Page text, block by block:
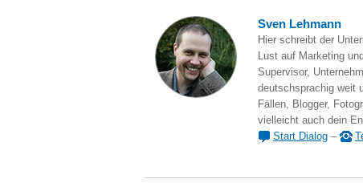
Sven Lehmann
Hier schreibt der
Lust auf Marketing
Supervisor,
deutschsprachig weit
Fällen, Blogger,
vielleicht auch dein
Start Dialog–